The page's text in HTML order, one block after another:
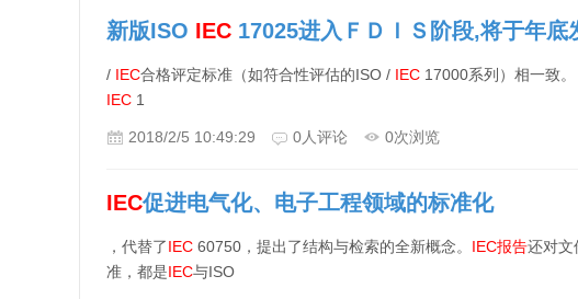
新版ISO IEC 17025进入ＦＤＩＳ阶段,将于年底
/ IEC合格评定标准（如符合性评估的ISO / IEC 17000系列）相一
IEC 1
2018/2/5 10:49:29 0人评论 0次浏览
IEC促进电气化、电子工程领域的标准化
，代替了IEC 60750，提出了结构与检索的全新概念。 IEC报告还对文
准，都是IEC与ISO